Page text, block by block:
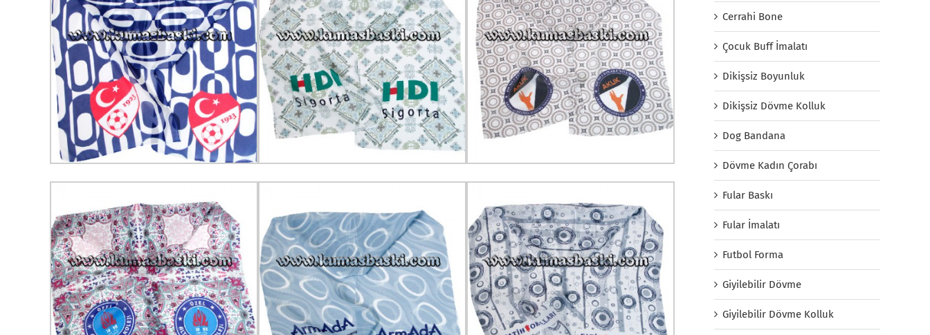
Cerrahi Bone
Çocuk Buff İmalatı
Dikişsiz Boyunluk
Dikişsiz Dövme Kolluk
Dog Bandana
Dövme Kadın Çorabı
Fular Baskı
Fular İmalatı
Futbol Forma
Giyilebilir Dövme
Giyilebilir Dövme Kolluk